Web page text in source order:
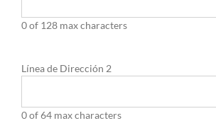
0 of 128 max characters
Línea de Dirección 2
0 of 64 max characters